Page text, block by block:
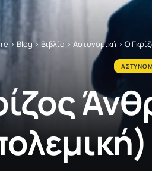
> Blog> Βιβλία > Αστυνομική > Ο